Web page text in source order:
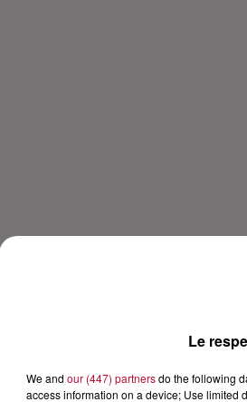
Le
We and our (447) partnersdo the following
access information on a device; Use limited